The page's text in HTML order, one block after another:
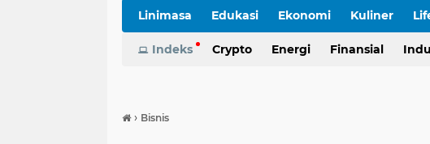
Linimasa Edukasi Ekonomi Kuliner
Indeks Crypto Energi Finansial
› Bisnis